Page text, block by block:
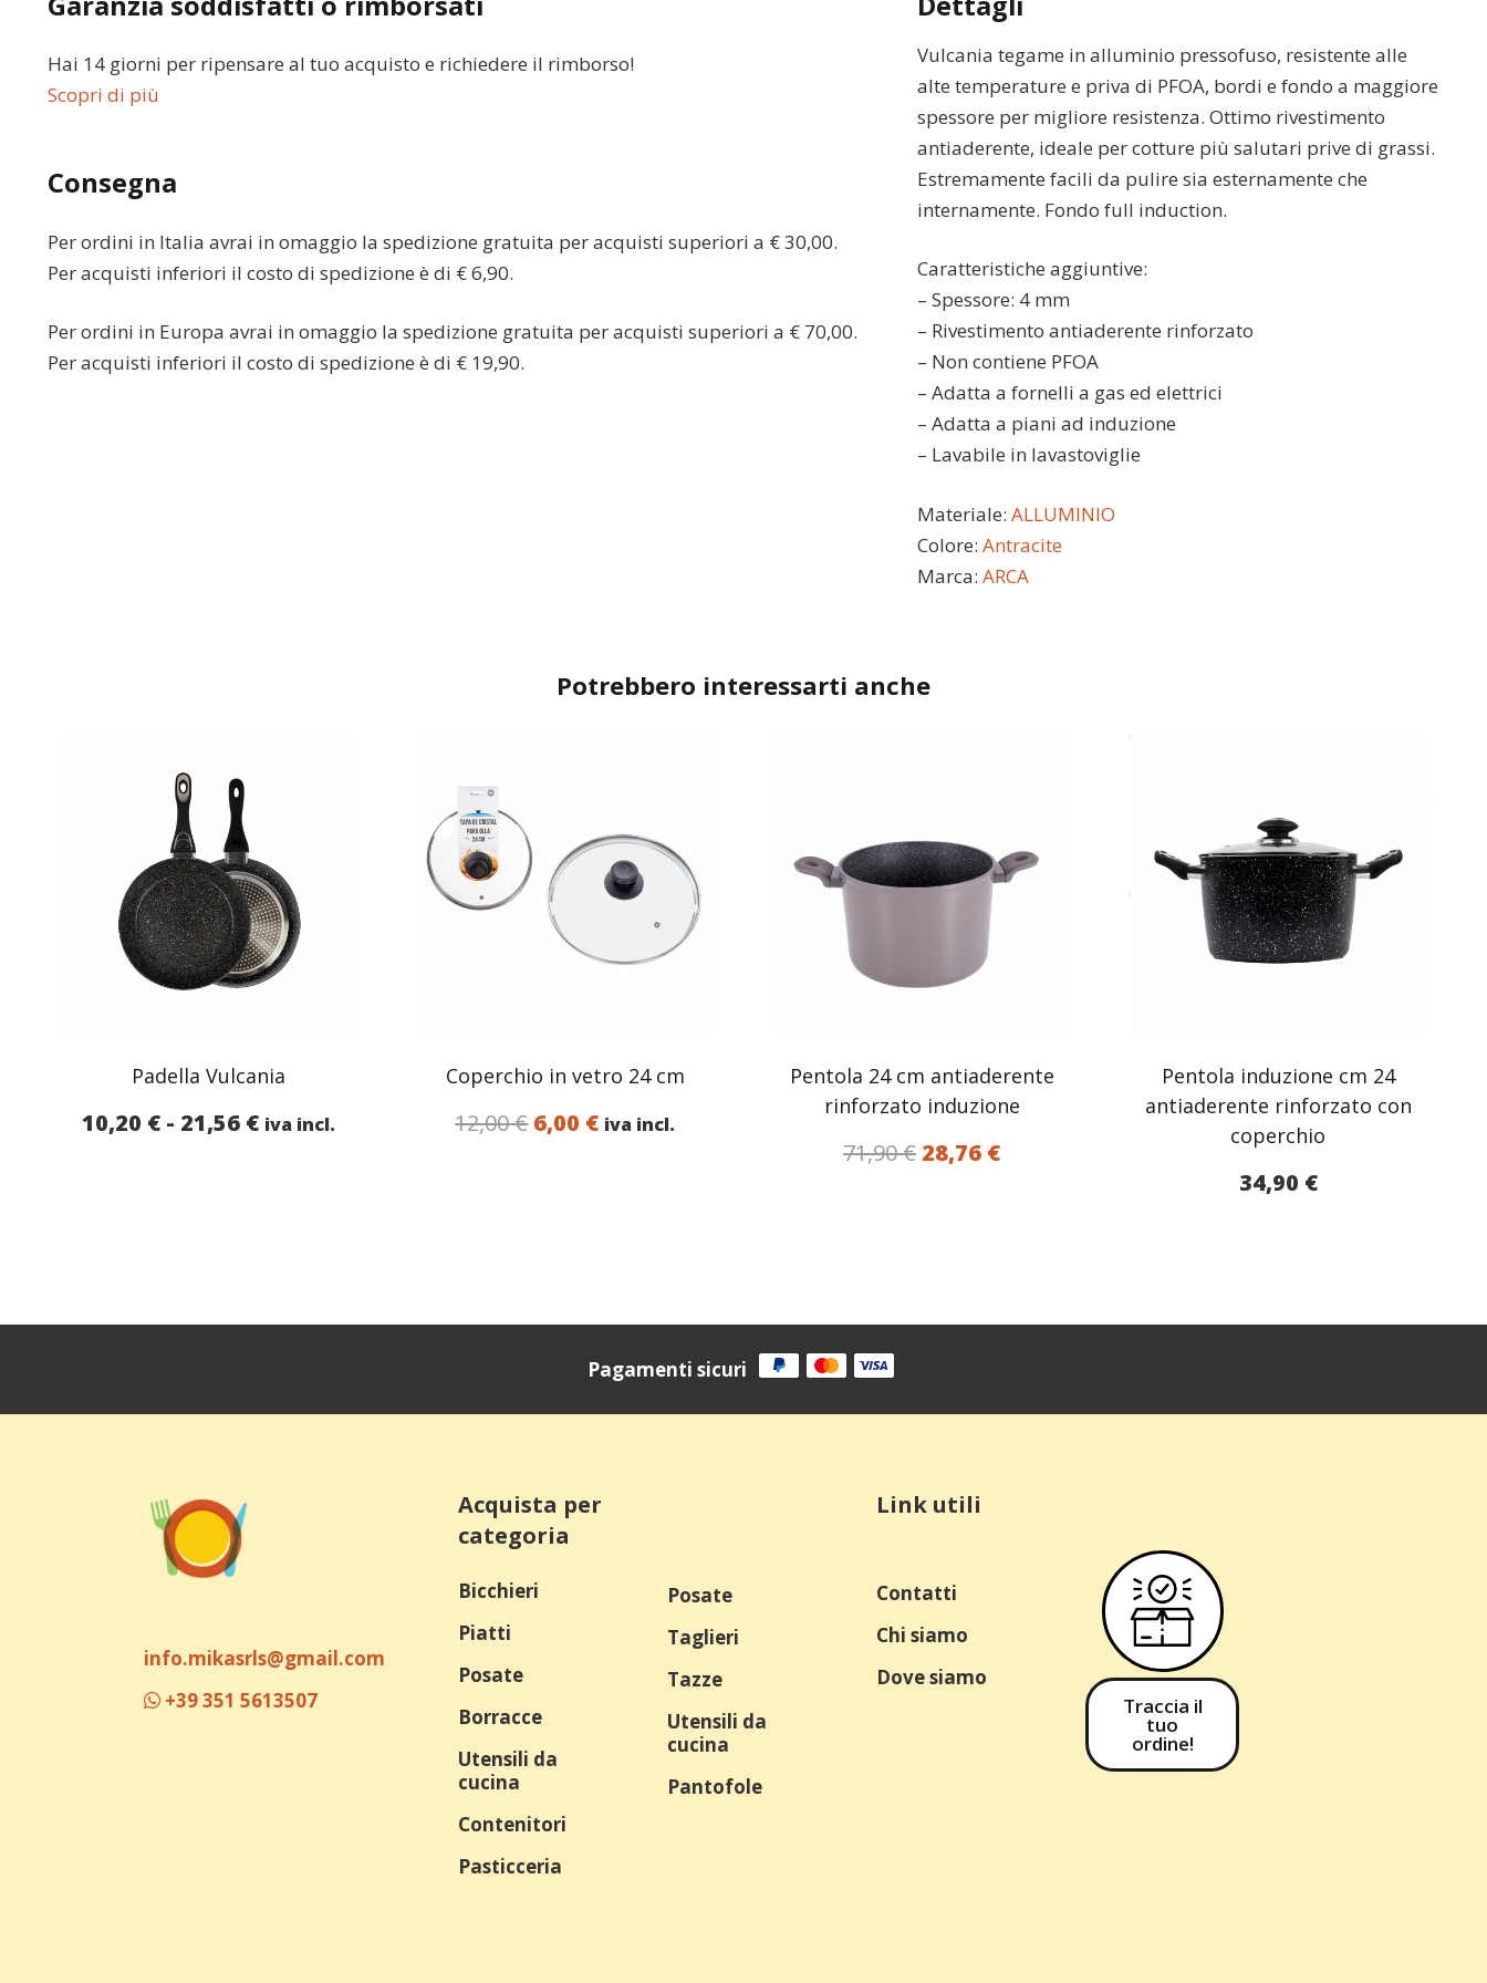
Hai 14 giorni per ripensare al tuo acquisto e richiedere il rimborso!
Scopri di più
Consegna
Per ordini in Italia avrai in omaggio la spedizione gratuita per acquisti superiori a € 30,00.
Per acquisti inferiori il costo di spedizione è di € 6,90.
Per ordini in Europa avrai in omaggio la spedizione gratuita per acquisti superiori a € 70,00.
Per acquisti inferiori il costo di spedizione è di € 19,90.
Vulcania tegame in alluminio pressofuso, resistente alle
alte temperature e priva di PFOA, bordi e fondo a maggiore
spessore per migliore resistenza. Ottimo rivestimento
antiaderente, ideale per cotture più salutari prive di grassi.
Estremamente facili da pulire sia esternamente che
internamente. Fondo full induction.
Caratteristiche aggiuntive:
– Spessore: 4 mm
– Rivestimento antiaderente rinforzato
– Non contiene PFOA
– Adatta a fornelli a gas ed elettrici
– Adatta a piani ad induzione
– Lavabile in lavastoviglie
Materiale: ALLUMINIO
Colore: Antracite
Marca: ARCA
Potrebbero interessarti anche
Padella Vulcania
10,20 € - 21,56 €Fascia
iva incl.
Coperchio in vetro 24 cm
12,00€ Il
6,00 €Iliva incl.
Pentola 24 cm antiaderente
rinforzato induzione
71,90€ Il
28,76 €Il
Pentola induzione cm 24
antiaderente rinforzato con
coperchio
34,90 €
Pagamenti sicuri
info.mikasrls@gmail.com
+39 351 5613507
Acquista per
categoria
Bicchieri
Piatti
Posate
Borracce
Utensili da
cucina
Contenitori
Pasticceria
Posate
Taglieri
Tazze
Utensili da
cucina
Pantofole
Link utili
Contatti
Chi siamo
Dove siamo
Traccia il
tuo
ordine!